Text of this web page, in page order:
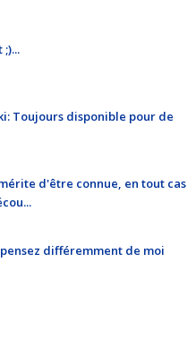
Toujours disponible pour de
d'être connue, en tout cas
différemment de moi